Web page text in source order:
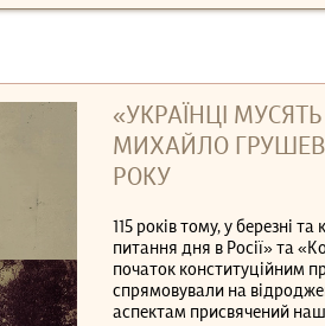
«УКРАЇНЦІ
МИХАЙЛО
РОКУ
115 років тому, у березні
питання дня в Росії» та
початок конституційним
спрямовували на
аспектам присвячений наш